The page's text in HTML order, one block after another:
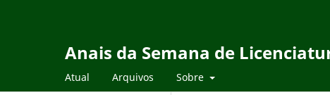
Anais da Semana de
Atual Arquivos Sobre